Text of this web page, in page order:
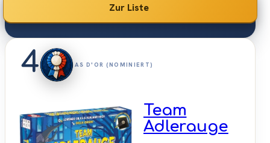
Zur Liste
4 AS D'OR (NOMINIERT)
Team
Adlerauge